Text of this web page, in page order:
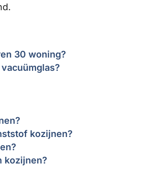
30 woning?
kozijnen?
kozijnen?